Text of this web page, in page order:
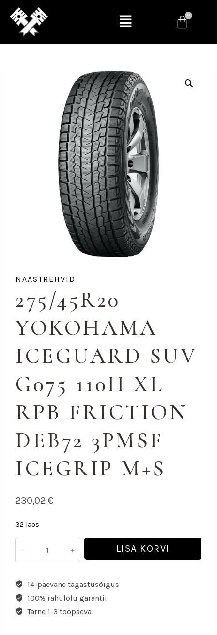
NAASTREHVID
275/45R20
YOKOHAMA
ICEGUARD SUV
G075 110H XL
RPB FRICTION
DEB72 3PMSF
ICEGRIP M+S
230,02 €
32 laos
LISA KORVI
14-päevane tagastusõigus
100% rahulolu garantii
Tarne 1-3 tööpäeva